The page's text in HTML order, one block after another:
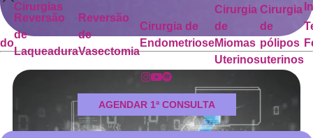
Cirurgias
Reversão
de
Laqueadura
Reversão
de
Vasectomia
Cirurgia de
Endometriose
Cirurgia
de
Miomas
Uterinos
Cirurgia
de
pólipos
uterinos
AGENDAR 1ª CONSULTA